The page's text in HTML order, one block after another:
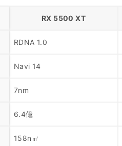
RX 5500 XT
RDNA 1.0
Navi 14
7nm
6.4億
158n㎡